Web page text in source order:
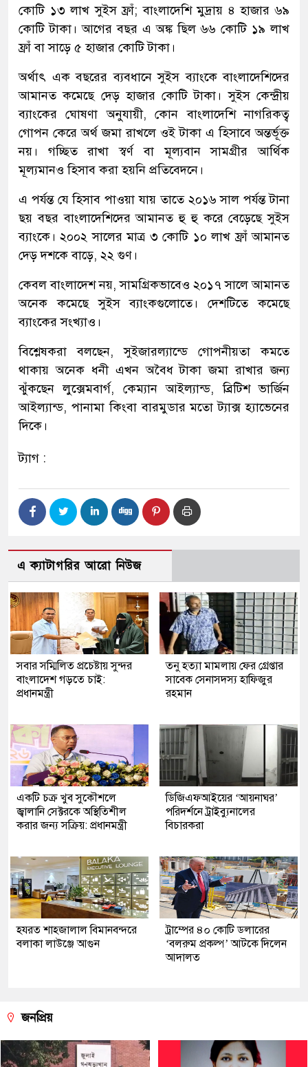
কোটি ১৩ লাখ সুইস ফ্রাঁ; বাংলাদেশি মুদ্রায় ৪ হাজার ৬৯
কোটি টাকা। আগের বছর এ অঙ্ক ছিল ৬৬ কোটি ১৯ লাখ
ফ্রাঁ বা সাড়ে ৫ হাজার কোটি টাকা।
অর্থাৎ এক বছরের ব্যবধানে সুইস ব্যাংকে বাংলাদেশিদের
আমানত কমেছে দেড় হাজার কোটি টাকা। সুইস কেন্দ্রীয়
ব্যাংকের ঘোষণা অনুযায়ী, কোন বাংলাদেশি নাগরিকত্ব
গোপন কেরে অর্থ জমা রাখলে ওই টাকা এ হিসাবে অন্তর্ভূক্ত
নয়। গচ্ছিত রাখা স্বর্ণ বা মূল্যবান সামগ্রীর আর্থিক
মূল্যমানও হিসাব করা হয়নি প্রতিবেদনে।
এ পর্যন্ত যে হিসাব পাওয়া যায় তাতে ২০১৬ সাল পর্যন্ত টানা
ছয় বছর বাংলাদেশিদের আমানত হু হু করে বেড়েছে সুইস
ব্যাংকে। ২০০২ সালের মাত্র ৩ কোটি ১০ লাখ ফ্রাঁ আমানত
দেড় দশকে বাড়ে, ২২ গুণ।
কেবল বাংলাদেশ নয়, সামগ্রিকভাবেও ২০১৭ সালে আমানত
অনেক কমেছে সুইস ব্যাংকগুলোতে। দেশটিতে কমেছে
ব্যাংকের সংখ্যাও।
বিশ্লেষকরা বলছেন, সুইজারল্যান্ডে গোপনীয়তা কমতে
থাকায় অনেক ধনী এখন অবৈধ টাকা জমা রাখার জন্য
ঝুঁকছেন লুক্সেমবার্গ, কেম্যান আইল্যান্ড, ব্রিটিশ ভার্জিন
আইল্যান্ড, পানামা কিংবা বারমুডার মতো ট্যাক্স হ্যাভেনের
দিকে।
ট্যাগ :
এ ক্যাটাগরির আরো নিউজ
সবার সম্মিলিত প্রচেষ্টায় সুন্দর
বাংলাদেশ গড়তে চাই:
প্রধানমন্ত্রী
তনু হত্যা মামলায় ফের গ্রেপ্তার
সাবেক সেনাসদস্য হাফিজুর
রহমান
একটি চক্র খুব সুকৌশলে
জ্বালানি সেক্টরকে অস্থিতিশীল
করার জন্য সক্রিয়: প্রধানমন্ত্রী
ডিজিএফআইয়ের ‘আয়নাঘর’
পরিদর্শনে ট্রাইব্যুনালের
বিচারকরা
হযরত শাহজালাল বিমানবন্দরে
বলাকা লাউঞ্জে আগুন
ট্রাম্পের ৪০ কোটি ডলারের
‘বলরুম প্রকল্প’ আটকে দিলেন
আদালত
জনপ্রিয়